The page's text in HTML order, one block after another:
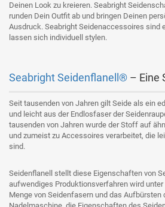
Deinen Look zu kreieren. Seabright
runden Dein Outfit ab und bringen Deinen
Ausdruck. Seabright Seidenaccessoires sind
lassen sich individuell stylen.
Seabright Seidenflanell® – Eine
Seit tausenden von Jahren gilt Seide als ein
und leicht aus der Endlosfaser der
tausenden von Jahren wurde der Stoff auf
und zumeist zu Accessoires verarbeitet, die
sind.
Seidenflanell stellt diese Eigenschaften von
aufwendiges Produktionsverfahren wird unter
Menge von Seidenfasern und das Aufbürsten